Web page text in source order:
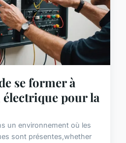
se former à
pour la
un environnement où les
sont présentes,whether